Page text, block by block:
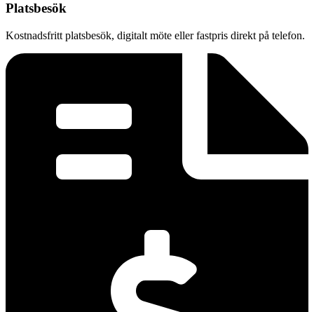
Platsbesök
Kostnadsfritt platsbesök, digitalt möte eller fastpris direkt på telefon.